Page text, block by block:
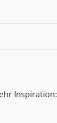
Inspiration: